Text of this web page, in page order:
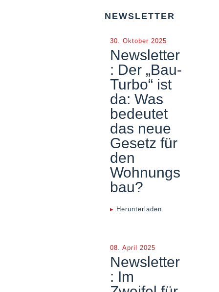
NEWSLETTER
30. Oktober 2025
Newsletter
: Der „Bau-
Turbo“ ist
da: Was
bedeutet
das neue
Gesetz für
den
Wohnungs
bau?
▸ Herunterladen
08. April 2025
Newsletter
: Im